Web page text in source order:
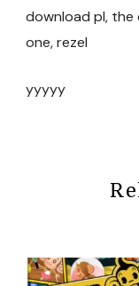
download pl,
one, rezel
yyyyy